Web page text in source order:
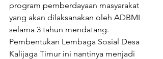
program pemberdayaan masyarakat
yang akan dilaksanakan oleh ADBMI
selama 3 tahun mendatang.
Pembentukan Lembaga Sosial Desa
Kalijaga Timur ini nantinya menjadi